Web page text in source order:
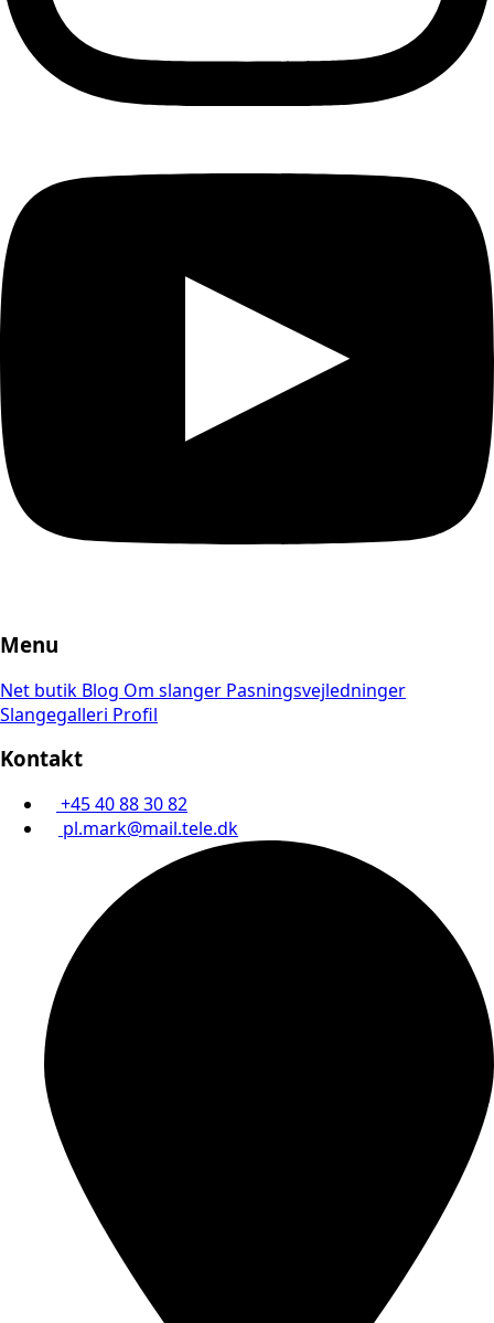
Menu
Net butik Blog Om slanger Pasningsvejledninger
Slangegalleri Profil
Kontakt
+45 40 88 30 82
pl.mark@mail.tele.dk